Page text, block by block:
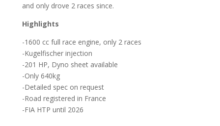
and only drove 2 races since.
Highlights
-1600 cc full race engine, only 2 races
-Kugelfischer injection
-201 HP, Dyno sheet available
-Only 640kg
-Detailed spec on request
-Road registered in France
-FIA HTP until 2026